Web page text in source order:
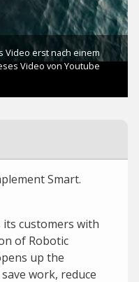
Smart.
its customers with
of Robotic
up the
work, reduce